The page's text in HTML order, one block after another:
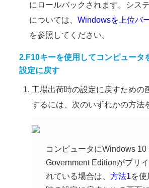
にロールバックされます。シス
については、Windowsを上位バ
を参照してください。
2.F10キーを使用してコンピュータ
設定に戻す
工場出荷時の設定に戻すための
するには、次のいずれかの方法
コンピュータにWindows 10
Government Editionがプリ
れている場合は、方法1を